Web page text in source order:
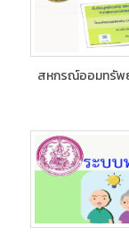
สหกรณ์ออมทรัพ